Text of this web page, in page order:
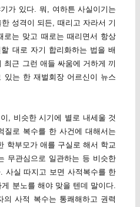
가 있다. 뭐, 여하튼 사실이기는
성격이 되든, 때리고 자라서 기
로는 맞고 때로는 때리면서 항상
대로 자기 합리화하는 법을 배
최근 그런 애들 싸움에 거하게 끼
있는 한 재벌회장 어르신이 뉴스
, 비슷한 시기에 별로 내세울 것
질로 복수를 한 사건에 대해서는
학부모가 애를 구실로 해서 학교
무관심으로 일관하는 등 비슷한
사실 따지고 보면 사적복수를 한
분노를 해야 맞을 텐데 말이다.
의 사적 복수는 통쾌해하고 권력